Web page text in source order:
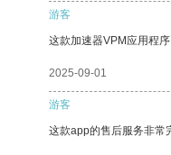
游客
这款加速器VPM应用程
2025-09-01
游客
这款app的售后服务非常